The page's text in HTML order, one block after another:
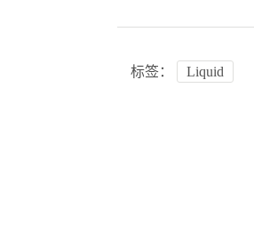
标签： Liquid